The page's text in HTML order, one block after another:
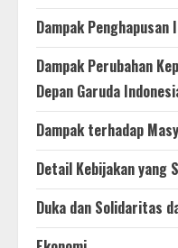
Dampak Penghapusan
Dampak Perubahan
Depan Garuda
Dampak terhadap
Detail Kebijakan yang
Duka dan Solidaritas